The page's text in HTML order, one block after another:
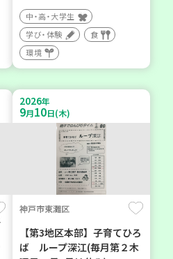
中・高・大学生
学び・体験
食
環境
2026年
9月10日(木)
神戸市東灘区
【第3地区本部】子育てひろ
ば ループ深江(毎月第２木